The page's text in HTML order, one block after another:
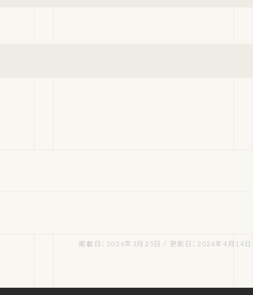
掲載日：2026年3月25日 / 更新日：2026年4月14日